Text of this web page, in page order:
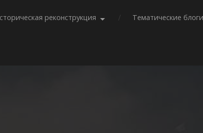
реконструкция Тематические блоги